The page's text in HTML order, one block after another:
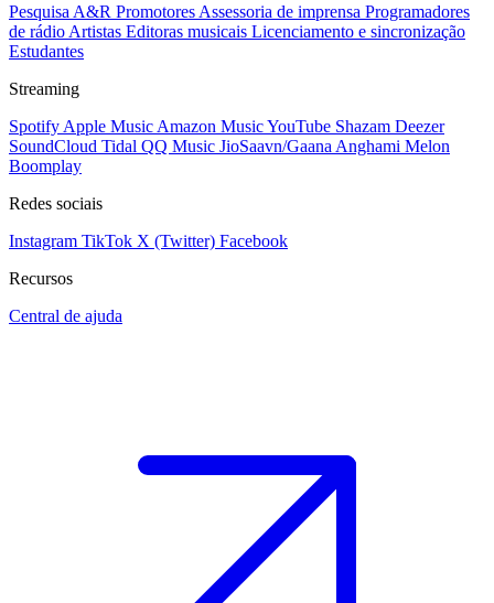
Pesquisa A&R Promotores Assessoria de imprensa Programadores
de rádio Artistas Editoras musicais Licenciamento e sincronização
Estudantes
Streaming
Spotify Apple Music Amazon MusicYouTube Shazam Deezer
SoundCloud Tidal QQ Music JioSaavn/Gaana Anghami Melon
Boomplay
Redes sociais
Instagram TikTok X (Twitter) Facebook
Recursos
Central de ajuda